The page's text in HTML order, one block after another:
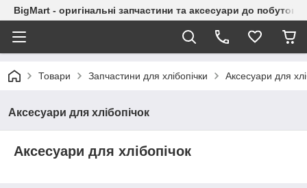
BigMart - оригінальні запчастини та аксесуари до побутової
Товари Запчастини для хлібопічки Аксесуари для
Аксесуари для хлібопічок
Аксесуари для хлібопічок